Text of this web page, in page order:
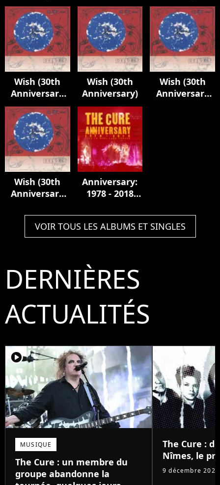
Wish (30th
Anniversary
Edition)
Wish (30th
Anniversary)
Wish (30th
Anniversary
Wish (30th
Anniversary
Anniversary:
1978 - 2018
Park London
VOIR TOUS LES ALBUMS ET SINGLES
DERNIÈRES
ACTUALITÉS
player2
MUSIQUE
The Cure : un membre du
groupe abandonne la
The Cure :
Nîmes, le
9 décembre 2025